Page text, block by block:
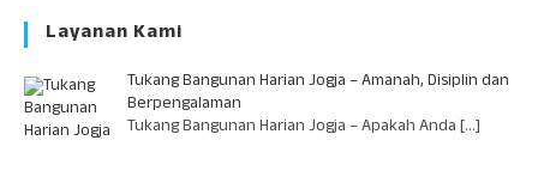
Layanan Kami
Tukang Bangunan Harian Jogja – Amanah, Disiplin dan
Berpengalaman
Tukang Bangunan Harian Jogja – Apakah Anda[…]